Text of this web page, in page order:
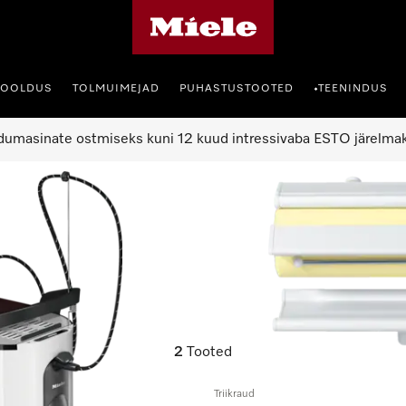
TOLMUIMEJAD PUHASTUSTOOTED •TEENINDUS
ostmiseks kuni 12 kuud intressivaba ESTO
2 Tooted
Triikraud